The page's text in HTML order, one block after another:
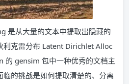
是从大量的文本中提取出隐藏的
利克雷分布 Latent Dirichlet Alloc
的 gensim 包中一种优秀的文档主
的挑战是如何提取清楚的、分离